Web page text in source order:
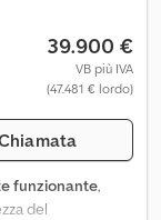
39.900 €
VB più IVA
(47.481 € lordo)
funzionante,
del